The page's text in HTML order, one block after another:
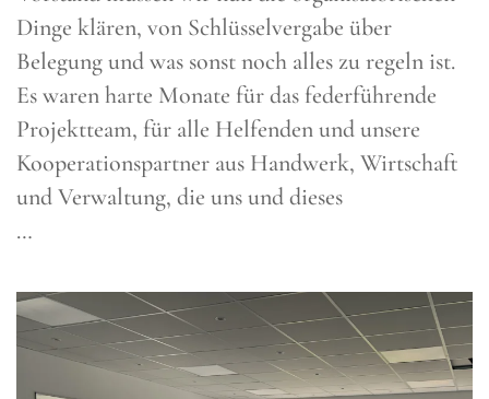
Dinge klären, von Schlüsselvergabe über
Belegung und was sonst noch alles zu regeln ist.
Es waren harte Monate für das federführende
Projektteam, für alle Helfenden und unsere
Kooperationspartner aus Handwerk, Wirtschaft
und Verwaltung, die uns und dieses
…